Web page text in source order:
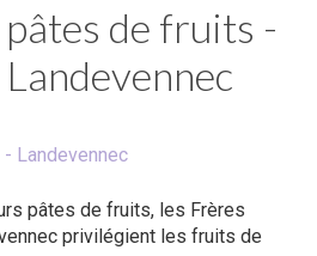
de fruits -
Landevennec
pâtes de fruits, les Frères
privilégient les fruits de